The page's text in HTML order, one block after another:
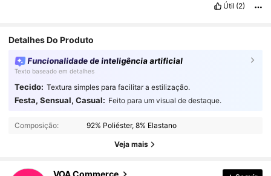
Útil (2)
Detalhes Do Produto
Funcionalidade de inteligência artificial
Texto baseado em detalhes
Tecido: Textura simples para facilitar a estilização.
Festa, Sensual, Casual: Feito para um visual de destaque.
Composição: 92% Poliéster, 8% Elastano
Veja mais
74 Seguidores
4,80